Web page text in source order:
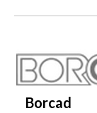
Borcad